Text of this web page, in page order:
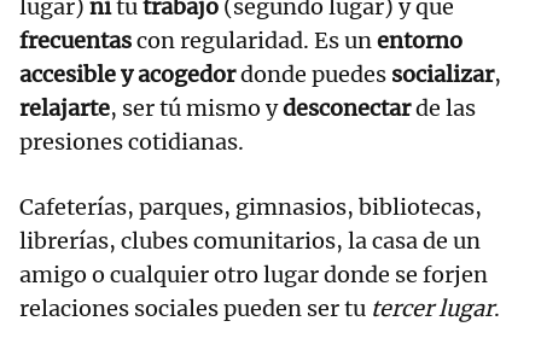
lugar) nitutrabajo (segundo lugar) y que
frecuentascon regularidad. Es unentorno
accesible y acogedordonde puedes socializar,
relajarte, ser tú mismo ydesconectarde las
presiones cotidianas.
Cafeterías, parques, gimnasios, bibliotecas,
librerías, clubes comunitarios, la casa de un
amigo o cualquier otro lugar donde se forjen
relaciones sociales pueden ser tu tercer lugar.